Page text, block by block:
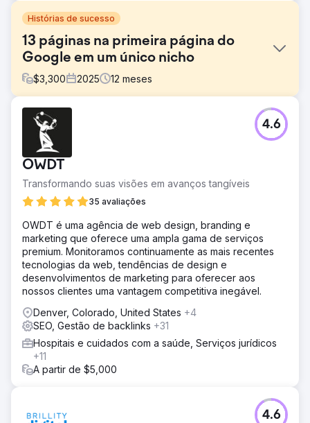
Histórias de sucesso
13 páginas na primeira página do
Google em um único nicho
$3,300 2025 12 meses
Desafio
O mercado de turismo de balão de ar quente em
Teotihuacan estava saturado, com mais de 40
operadores competindo pelas mesmas palavras-chave
de alta conversão. Os clientes chegavam de forma
fragmentada, distribuídos entre várias empresas sem um
posicionamento claro. O desafio: posicionar não uma, mas
várias marcas do mesmo nicho na primeira página do
Google sem que elas se canibalizassem, construindo ao
mesmo tempo autoridade individual para cada domínio
em um mercado onde todos ofereciam essencialmente o
mesmo serviço.
Solução
Arquitetura semântica diferenciada para cada site com
ângulos de classificação exclusivos. Mapas de tópicos
individuais e marcação Schema especializada para cada
tipo de oferta. Conteúdo otimizado para snippets em
destaque e resumos com IA. SEO técnico unificado: Core
Web Vitals, prioridade para dispositivos móveis, URLs
limpas. Estratégia local com perfil do Google Meu
domínios no mesmo nicho.
OWDT
Transformando suas visões em avanços tangíveis
35 avaliações
4.6
OWDT é uma agência de web design, branding e
marketing que oferece uma ampla gama de serviços
premium. Monitoramos continuamente as mais recentes
tecnologias da web, tendências de design e
desenvolvimentos de marketing para oferecer aos
nossos clientes uma vantagem competitiva inegável.
Denver, Colorado, United States +4
SEO, Gestão de backlinks +31
Hospitais e cuidados com a saúde, Serviços jurídicos
+11
A partir de $5,000
4.6